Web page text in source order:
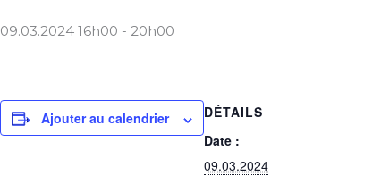
09.03.2024 16h00 - 20h00
Ajouter au calendrier
DÉTAILS
Date :
09.03.2024